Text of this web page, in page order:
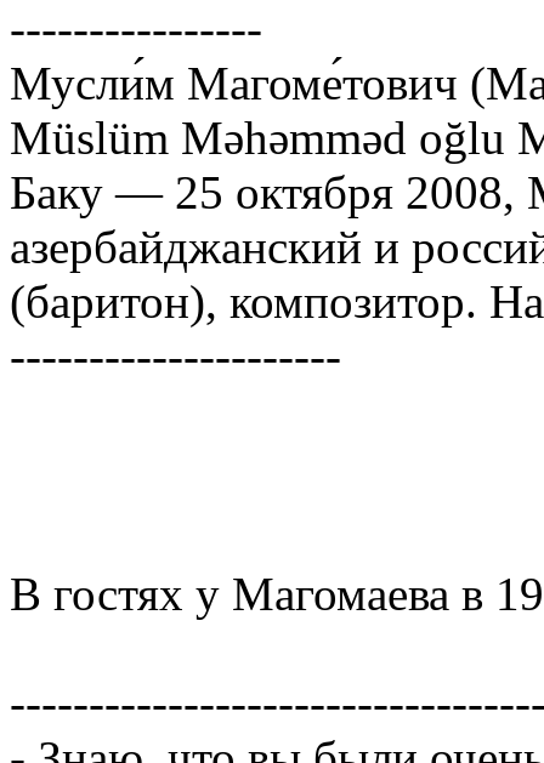
----------------
Мусли́м Магоме́тович
Müslüm Məhəmməd oğlu
Баку — 25 октября 2008,
азербайджанский и
(баритон), композитор.
---------------------
В гостях у Магомаева в